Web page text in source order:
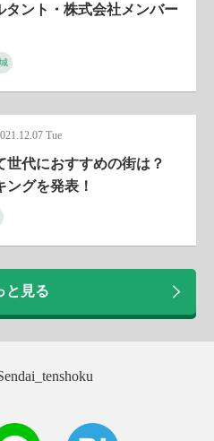
タント・株式会社メンバー
Tue
世代におすすめの街は？
ングを発表！
と見る